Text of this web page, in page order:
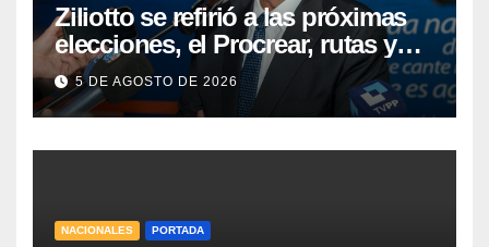
Ziliotto se refirió a las próximas
elecciones, el Procrear, rutas y
Vaca Muerta
5 DE AGOSTO DE 2026
NACIONALES PORTADA